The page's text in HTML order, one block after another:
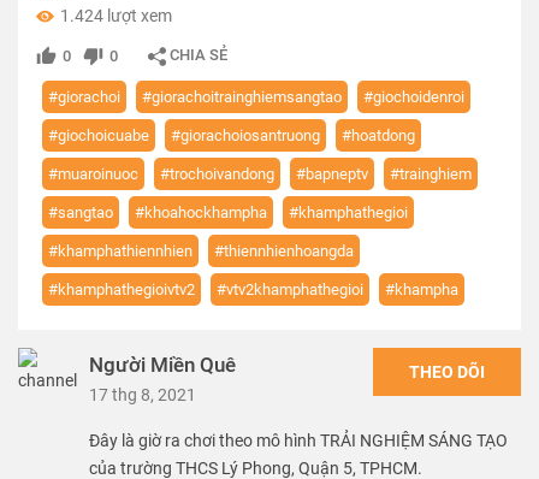
1.424 lượt xem
0 0 CHIA SẺ
#giorachoi #giorachoitrainghiemsangtao #giochoidenroi
#giochoicuabe #giorachoiosantruong #hoatdong
#muaroinuoc #trochoivandong #bapneptv #trainghiem
#sangtao #khoahockhampha #khamphathegioi
#khamphathiennhien #thiennhienhoangda
#khamphathegioivtv2 #vtv2khamphathegioi #khampha
Người Miền Quê
17 thg 8, 2021
THEO DÕI
Đây là giờ ra chơi theo mô hình TRẢI NGHIỆM SÁNG TẠO
của trường THCS Lý Phong, Quận 5, TPHCM.